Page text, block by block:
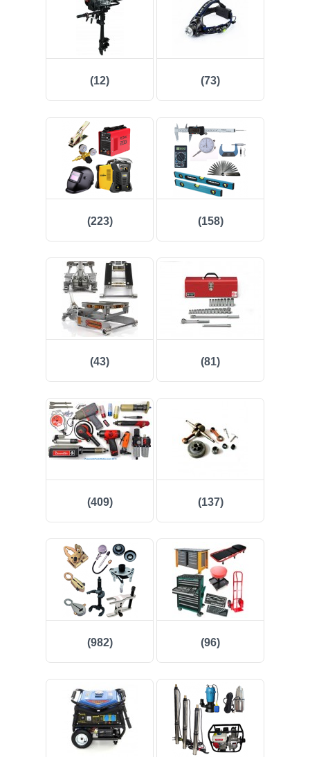
(12) (73)
(223) (158)
(43) (81)
(409) (137)
(982) (96)